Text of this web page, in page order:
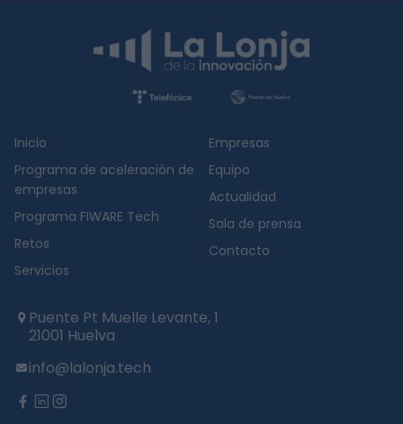
Inicio
Programa de aceleración de
empresas
Programa FIWARE Tech
Retos
Servicios
Empresas
Equipo
Actualidad
Sala de prensa
Contacto
Puente Pt Muelle Levante, 1
21001 Huelva
info@lalonja.tech
twitter
facebook
linkedin